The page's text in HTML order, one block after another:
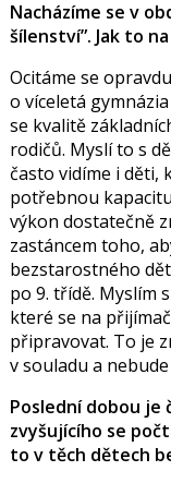
na
Facebooku
na
síti
Nacházíme se v
šílenství”. Jak to
Ocitáme se
o víceletá
se kvalitě
rodičů. Myslí to s
často vidíme i děti,
potřebnou
výkon dostatečně
zastáncem toho,
bezstarostného
po 9. třídě. Myslím
které se na
připravovat. To je
v souladu a
Poslední dobou je
zvyšujícího se
to v těch dětech